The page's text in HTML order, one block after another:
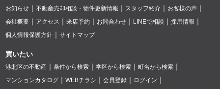
お知らせ 不動産売却相談・物件更新情報 スタッフ紹介
お客様の声
会社概要
アクセス 来店予約 お問合わせ LINEで相談
採用情報
個人情報保護方針
サイトマップ
買いたい
港北区の不動産 条件から検索 学区から検索
町名から検索
マンションカタログ
WEBチラシ 会員登録
ログイン